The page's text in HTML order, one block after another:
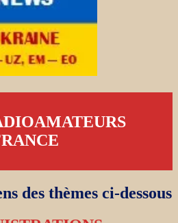
des thèmes ci-dessous